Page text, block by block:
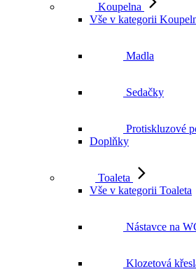
Koupelna
Vše v kategorii
Madla
Sedačky
Protiskluzové
Doplňky
Toaleta
Vše v kategorii Toaleta
Nástavce na
Klozetová